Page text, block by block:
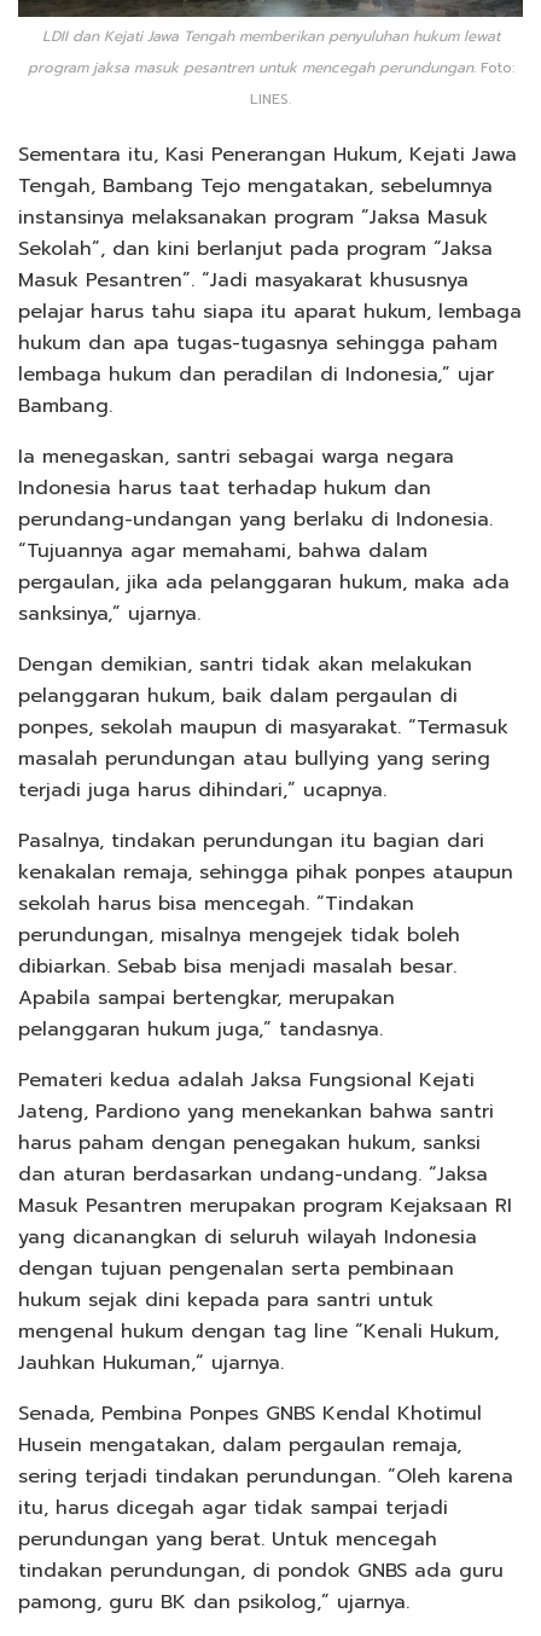
LDII dan Kejati Jawa Tengah memberikan penyuluhan hukum lewat
program jaksa masuk pesantren untuk mencegah perundungan.Foto:
LINES.
Sementara itu, Kasi Penerangan Hukum, Kejati Jawa
Tengah, Bambang Tejo mengatakan, sebelumnya
instansinya melaksanakan program “Jaksa Masuk
Sekolah”, dan kini berlanjut pada program “Jaksa
Masuk Pesantren”. “Jadi masyakarat khususnya
pelajar harus tahu siapa itu aparat hukum, lembaga
hukum dan apa tugas-tugasnya sehingga paham
lembaga hukum dan peradilan di Indonesia,” ujar
Bambang.
Ia menegaskan, santri sebagai warga negara
Indonesia harus taat terhadap hukum dan
perundang-undangan yang berlaku di Indonesia.
“Tujuannya agar memahami, bahwa dalam
pergaulan, jika ada pelanggaran hukum, maka ada
sanksinya,” ujarnya.
Dengan demikian, santri tidak akan melakukan
pelanggaran hukum, baik dalam pergaulan di
ponpes, sekolah maupun di masyarakat. “Termasuk
masalah perundungan atau bullying yang sering
terjadi juga harus dihindari,” ucapnya.
Pasalnya, tindakan perundungan itu bagian dari
kenakalan remaja, sehingga pihak ponpes ataupun
sekolah harus bisa mencegah. “Tindakan
perundungan, misalnya mengejek tidak boleh
dibiarkan. Sebab bisa menjadi masalah besar.
Apabila sampai bertengkar, merupakan
pelanggaran hukum juga,” tandasnya.
Pemateri kedua adalah Jaksa Fungsional Kejati
Jateng, Pardiono yang menekankan bahwa santri
harus paham dengan penegakan hukum, sanksi
dan aturan berdasarkan undang-undang. “Jaksa
Masuk Pesantren merupakan program Kejaksaan RI
yang dicanangkan di seluruh wilayah Indonesia
dengan tujuan pengenalan serta pembinaan
hukum sejak dini kepada para santri untuk
mengenal hukum dengan tag line “Kenali Hukum,
Jauhkan Hukuman,” ujarnya.
Senada, Pembina Ponpes GNBS Kendal Khotimul
Husein mengatakan, dalam pergaulan remaja,
sering terjadi tindakan perundungan. “Oleh karena
itu, harus dicegah agar tidak sampai terjadi
perundungan yang berat. Untuk mencegah
tindakan perundungan, di pondok GNBS ada guru
pamong, guru BK dan psikolog,” ujarnya.